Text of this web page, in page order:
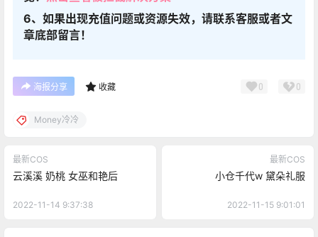
6、如果出现充值问题或资源失效，请联系客服或者文
章底部留言！
海报分享 收藏 0 0
Money冷冷
最新COS
云溪溪 奶桃 女巫和艳后
2022-11-14 9:37:38
最新COS
小仓千代w 黛朵礼服
2022-11-15 9:01:01